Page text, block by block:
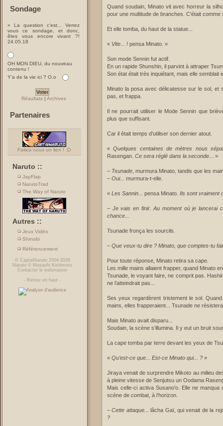
Sondage
» La question c'est... Verrez
vous ce sondage, et donc,
êtes vous encore vivant ?!
24.05.18
OH MON DIEU, du nouveau
contenu !
Y'a de la vie ici ? O.o
Résultats| Archives
Partenaires
Faites nous un lien ! :D
Naruto ::
JapFlap
NarutoTrad
The Way of Naruto
Autres ::
Jeux Vidéo
Shinobi
Référencement
© CaptaiNaruto2004-2026
Naruto © Masashi Kishimoto
Contacter le webmaster
- Retour en haut -
Quand soudain, Minato vit avec horreur la
pour une multitude de branches. C’était
Et elle tomba, du haut de la statue...
« Vite... ! pensa Minato. »
Son mode Sennin fut actif.
En un rapide Shunshin, il parvint à attraper
Son état était très inquiétant, mais elle semblait
Minato la posa avec délicatesse sur le sol, et
pas, et frappa.
Il ne pourrait utiliser le Mode Sennin que
plus que suffisant.
Car il était temps d’utiliser son dernier atout.
«Quelques centaines de mètres nous
Rasengan. Ce sera réglé dans la seconde... »
– Tsunade , murmura Minato, tandis que les
– Oui... murmura-t-elle.
« Les Sannin... pensa Minato. Ils sont vraiment
– Je vais en finir. Au moment où je lancerai
chance...
Tsunade fronça les sourcils.
– Que veux-tu dire ? Minato, que comptes-tu
Pour toute réponse, Minato retira sa cape.
Les mille mains allaient frapper, quand Minato
Tsunade, le voyant faire, ne comprit pas.
ne l’atteindrait pas...
Ses yeux regardèrent tristement le sol.
mains, elles frapperaient... Tsunade ne
Mais Minato avait disparu...
Soudain, la scène s’illumina. Il y eut un bruit
La cape tomba par terre devant les yeux de
« Qu’est-ce que... Est-ce Minato qui... ? »
Jiraya venait de surprendre Mikoto au milieu
à pleine vitesse de Senjutsu un Oodama
Mais celle-ci activa Susano’o. Elle ne
scène de combat, à l’horizon.
–Cette attaque...
lâcha Gaï, qui venait de la
?